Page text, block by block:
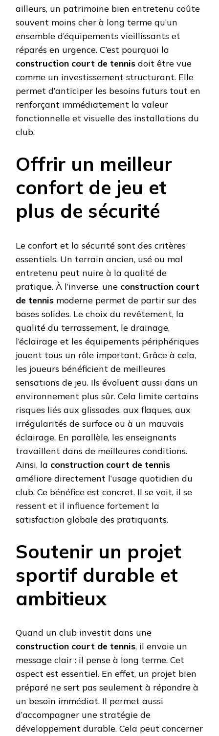
ailleurs, un patrimoine bien entretenu coûte
souvent moins cher à long terme qu’un
ensemble d’équipements vieillissants et
réparés en urgence. C’est pourquoi la
construction court de tennis doit être vue
comme un investissement structurant. Elle
permet d’anticiper les besoins futurs tout en
renforçant immédiatement la valeur
fonctionnelle et visuelle des installations du
club.
Offrir un meilleur
confort de jeu et
plus de sécurité
Le confort et la sécurité sont des critères
essentiels. Un terrain ancien, usé ou mal
entretenu peut nuire à la qualité de
pratique. À l’inverse, une construction court
de tennis moderne permet de partir sur des
bases solides. Le choix du revêtement, la
qualité du terrassement, le drainage,
l’éclairage et les équipements périphériques
jouent tous un rôle important. Grâce à cela,
les joueurs bénéficient de meilleures
sensations de jeu. Ils évoluent aussi dans un
environnement plus sûr. Cela limite certains
risques liés aux glissades, aux flaques, aux
irrégularités de surface ou à un mauvais
éclairage. En parallèle, les enseignants
travaillent dans de meilleures conditions.
Ainsi, la construction court de tennis
améliore directement l’usage quotidien du
club. Ce bénéfice est concret. Il se voit, il se
ressent et il influence fortement la
satisfaction globale des pratiquants.
Soutenir un projet
sportif durable et
ambitieux
Quand un club investit dans une
construction court de tennis, il envoie un
message clair : il pense à long terme. Cet
aspect est essentiel. En effet, un projet bien
préparé ne sert pas seulement à répondre à
un besoin immédiat. Il permet aussi
d’accompagner une stratégie de
développement durable. Cela peut concerner